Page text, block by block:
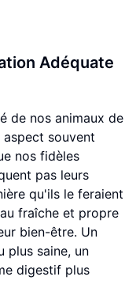
Adéquate
de nos animaux de
souvent
nos fidèles
pas leurs
qu'ils le feraient
fraîche et propre
bien-être. Un
plus saine, un
digestif plus